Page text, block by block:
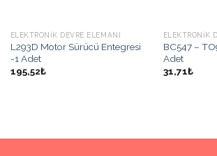
ELEKTRONIK DEVRE ELEMANI
L293D Motor Sürücü Entegresi
-1 Adet
195,52₺
ELEKTRONIK
BC547 –
Adet
31,71₺